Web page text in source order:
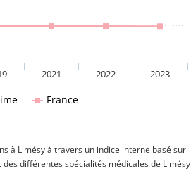
France
2021 2022 2023
à Limésy à travers un indice interne basé sur
des différentes spécialités médicales de Limésy